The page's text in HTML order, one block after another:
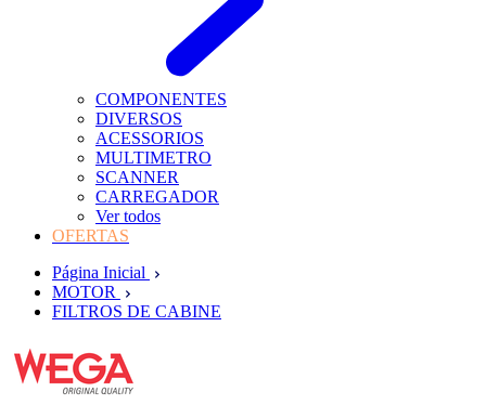
COMPONENTES
DIVERSOS
ACESSORIOS
MULTIMETRO
SCANNER
CARREGADOR
Ver todos
OFERTAS
Página Inicial
MOTOR
FILTROS DE CABINE